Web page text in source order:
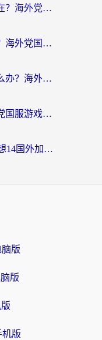
在欧洲可以打卡拉彼丘吗现在？海外党国服游戏加速器终极避坑指南
为什么香港玩不了我的世界？海外党国服游戏加速终极解决方案
腾讯桌球国外玩延迟很高怎么办？海外党亲测有效的国服游戏加速指南
泰国怎么玩火拼双扣？海外党国服游戏加速终极指南（附暗区突围植物大战僵尸实测）
海外FF14玩家必看：最终幻想14国外加速器下载安装全攻略+卡顿解决秘籍
脑版
版
机版